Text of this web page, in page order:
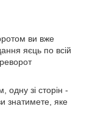
ви вже
яєць по всій
зі сторін -
знатимете, яке